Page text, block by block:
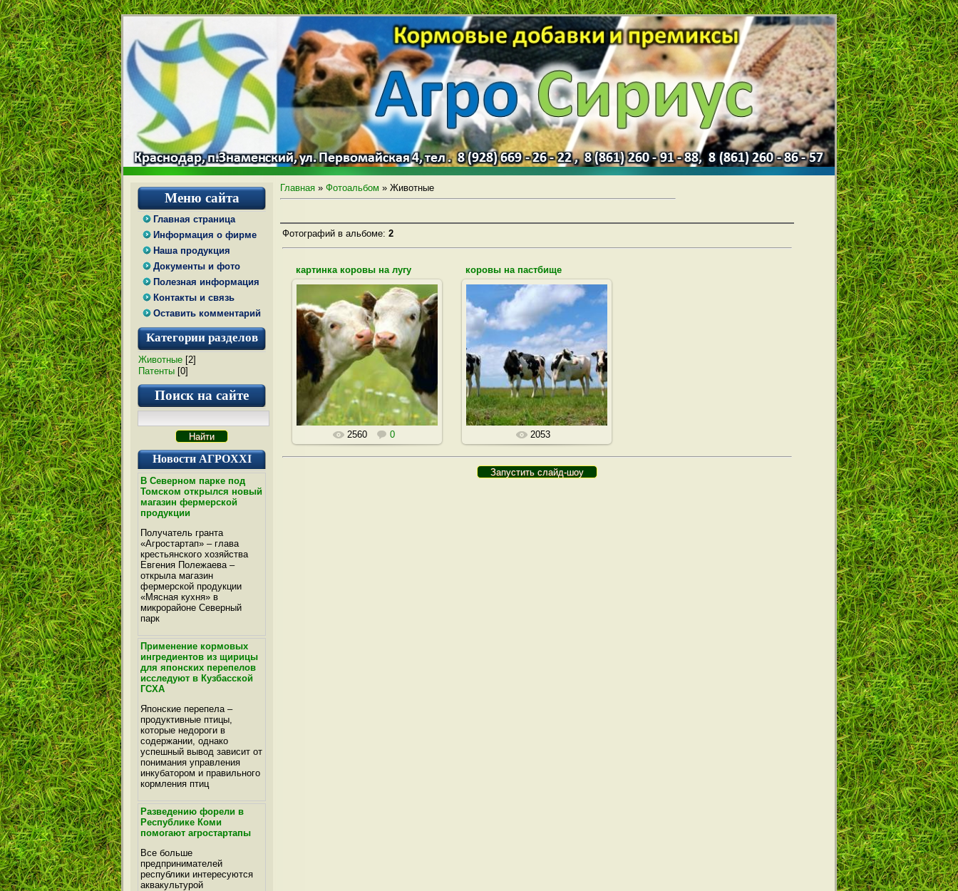
Меню сайта
Главная страница
Информация о фирме
Наша продукция
Документы и фото
Полезная информация
Контакты и связь
Оставить комментарий
Категории разделов
Животные [2]
Патенты [0]
Поиск на сайте
Новости АГРОXXI
В Северном парке под
Томском открылся новый
магазин фермерской
продукции
Получатель гранта
«Агростартап» – глава
крестьянского хозяйства
Евгения Полежаева –
открыла магазин
фермерской продукции
«Мясная кухня» в
микрорайоне Северный
парк
Применение кормовых
ингредиентов из щирицы
для японских перепелов
исследуют в Кузбасской
ГСХА
Японские перепела –
продуктивные птицы,
которые недороги в
содержании, однако
успешный вывод зависит от
понимания управления
инкубатором и правильного
кормления птиц
Разведению форели в
Республике Коми
помогают агростартапы
Все больше
предпринимателей
республики интересуются
аквакультурой
Главная » Фотоальбом » Животные
Фотографий в альбоме: 2
картинка коровы на лугу
2560 0
коровы на пастбище
2053